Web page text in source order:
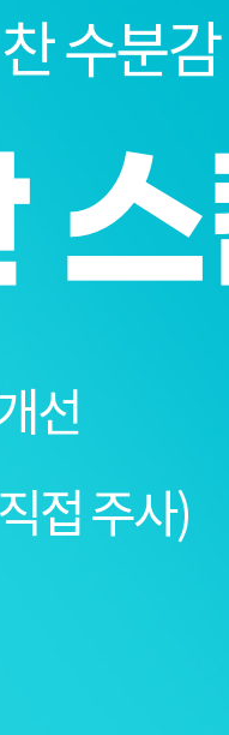
수분감
선
접 주사)